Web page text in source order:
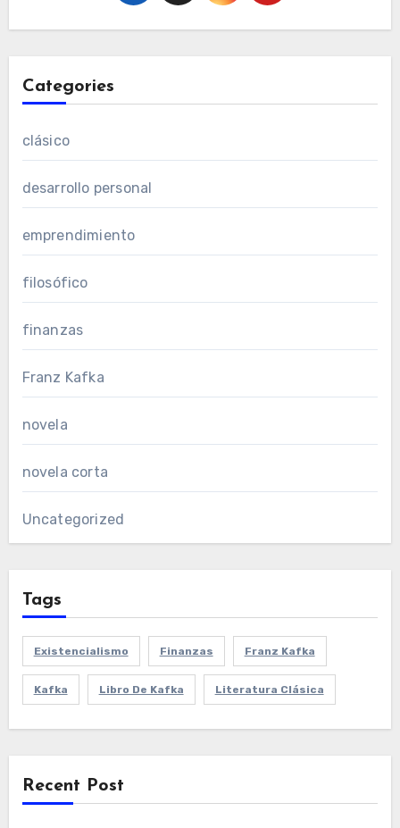
Categories
clásico
desarrollo personal
emprendimiento
filosófico
finanzas
Franz Kafka
novela
novela corta
Uncategorized
Tags
Existencialismo Finanzas Franz Kafka
Kafka Libro De Kafka Literatura Clásica
Recent Post